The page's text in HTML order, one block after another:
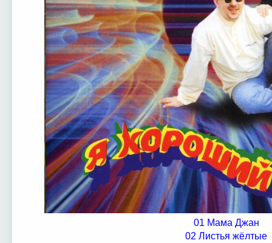
01 Мама Джан
02 Листья жёлтые